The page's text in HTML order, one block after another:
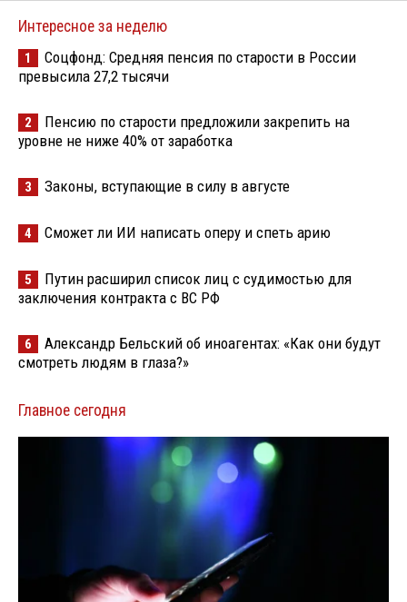
Интересное за неделю
1
Соцфонд: Средняя пенсия по старости в России
превысила 27,2 тысячи
2
Пенсию по старости предложили закрепить на
уровне не ниже 40% от заработка
3 Законы, вступающие в силу в августе
4 Сможет ли ИИ написать оперу и спеть арию
5
Путин расширил список лиц с судимостью для
заключения контракта с ВС РФ
6
Александр Бельский об иноагентах: «Как они будут
смотреть людям в глаза?»
Главное сегодня